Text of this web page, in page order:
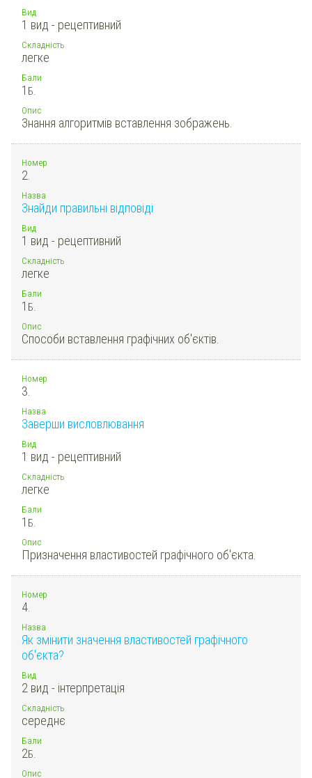
Вид
1 вид - рецептивний
Складність
легке
Бали
1 Б.
Опис
Знання алгоритмів вставлення зображень.
Номер
2.
Назва
Знайди правильні відповіді
Вид
1 вид - рецептивний
Складність
легке
Бали
1 Б.
Опис
Способи вставлення графічних об'єктів.
Номер
3.
Назва
Заверши висловлювання
Вид
1 вид - рецептивний
Складність
легке
Бали
1 Б.
Опис
Призначення властивостей графічного об'єкта.
Номер
4.
Назва
Як змінити значення властивостей графічного
об'єкта?
Вид
2 вид - інтерпретація
Складність
середнє
Бали
2Б.
Опис